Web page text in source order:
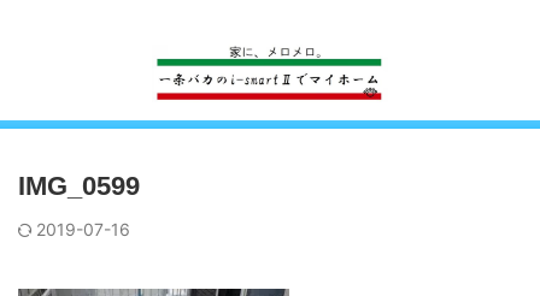
IMG_0599
2019-07-16